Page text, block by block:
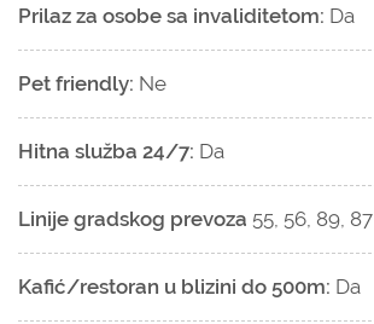
Prilaz za osobe sa invaliditetom: Da
Pet friendly: Ne
Hitna služba 24/7: Da
Linije gradskog prevoza 55, 56, 89, 87
Kafić/restoran u blizini do 500m: Da